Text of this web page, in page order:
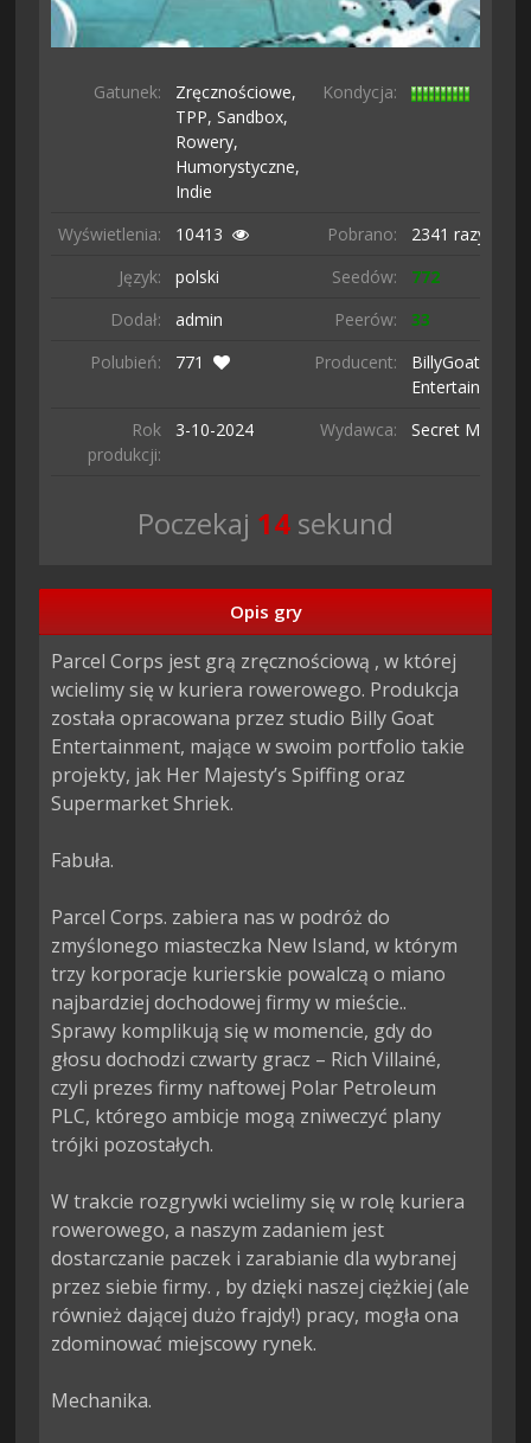
Gatunek:
Zręcznościowe,
TPP,Sandbox,
Rowery,
Humorystyczne,
Indie
Kondycja:
Wyświetlenia: 10413 Pobrano:
2341 razy
Język:
polski Seedów:
772
Dodał:
admin Peerów:
33
Polubień:
771 Producent:
BillyGoat
Entertainment
Rok
produkcji:
3-10-2024 Wydawca: Secret Mode
Poczekaj 13 sekund
Opis gry
Parcel Corps jest grą zręcznościową , w której
wcielimy się w kuriera rowerowego. Produkcja
została opracowana przez studio Billy Goat
Entertainment, mające w swoim portfolio takie
projekty, jak Her Majesty’s Spiffing oraz
Supermarket Shriek.
Fabuła.
Parcel Corps. zabiera nas w podróż do
zmyślonego miasteczka New Island, w którym
trzy korporacje kurierskie powalczą o miano
najbardziej dochodowej firmy w mieście..
Sprawy komplikują się w momencie, gdy do
głosu dochodzi czwarty gracz – Rich Villainé,
czyli prezes firmy naftowej Polar Petroleum
PLC, którego ambicje mogą zniweczyć plany
trójki pozostałych.
W trakcie rozgrywki wcielimy się w rolę kuriera
rowerowego, a naszym zadaniem jest
dostarczanie paczek i zarabianie dla wybranej
przez siebie firmy. , by dzięki naszej ciężkiej (ale
również dającej dużo frajdy!) pracy, mogła ona
zdominować miejscowy rynek.
Mechanika.